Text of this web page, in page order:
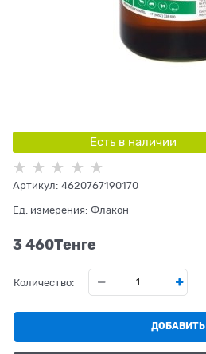
Есть в наличии
Артикул: 4620767190170
Ед. измерения: Флакон
3 460Tенге
Количество:
ДОБАВИТЬ